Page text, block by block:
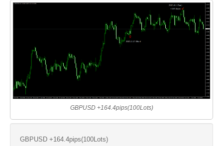
GBPUSD +164.4pips(100Lots)
GBPUSD +164.4pips(100Lots)